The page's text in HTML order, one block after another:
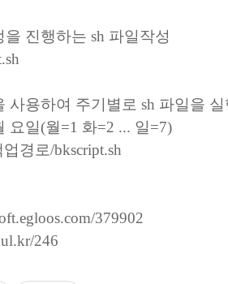
진행하는 sh 파일작성
사용하여 주기별로 sh 파일을
요일(월=1 화=2 ... 일=7)
경로/bkscript.sh
379902
246